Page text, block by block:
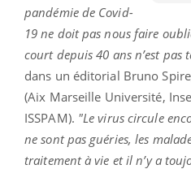
pandémie de Covid-
19 ne doit pas nous faire
court depuis 40 ans n’est pas
dans un éditorial Bruno
(Aix Marseille Université,
ISSPAM). "Le virus circule
ne sont pas guéries, les
traitement à vie et il n’y a